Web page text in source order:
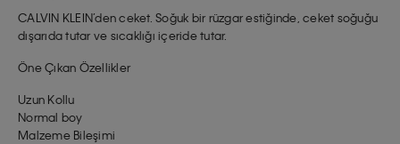
CALVIN KLEIN’den ceket. Soğuk bir rüzgar estiğinde, ceket soğuğu
dışarıda tutar ve sıcaklığı içeride tutar.
Öne Çıkan Özellikler
Uzun Kollu
Normal boy
Malzeme Bileşimi